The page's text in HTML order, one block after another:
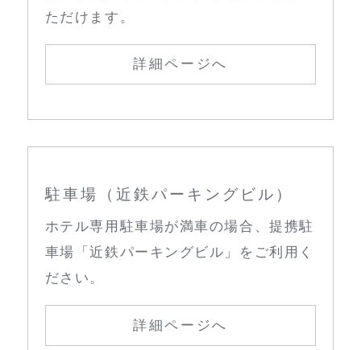
ただけます。
詳細ページへ
駐車場（近鉄パーキングビル）
ホテル専用駐車場が満車の場合、提携駐
車場「近鉄パーキングビル」をご利用く
ださい。
詳細ページへ